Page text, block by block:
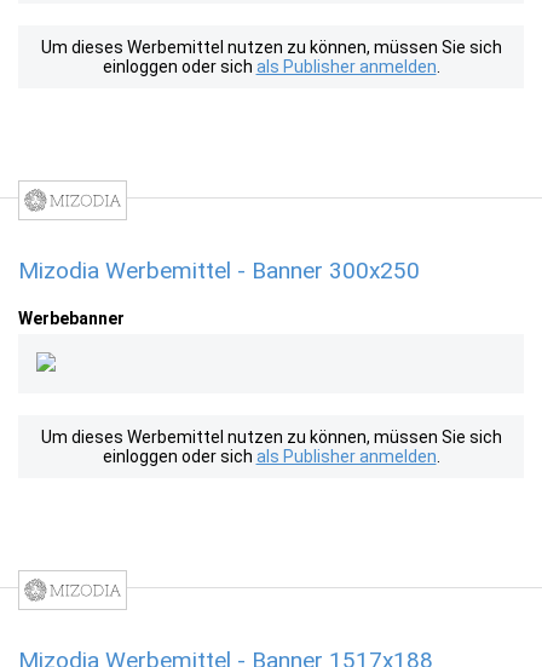
Um dieses Werbemittel nutzen zu können, müssen Sie sich
einloggen oder sich als Publisher anmelden
Mizodia Werbemittel - Banner 300x250
Werbebanner
Um dieses Werbemittel nutzen zu können, müssen Sie sich
einloggen oder sich als Publisher anmelden
Mizodia Werbemittel - Banner 1517x188